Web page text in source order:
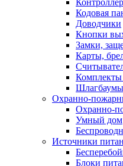
Кодовая
Доводчики
Кнопки
Замки,
Карты,
Охранно-
Охранно-
Умный дом
Источники
Блоки